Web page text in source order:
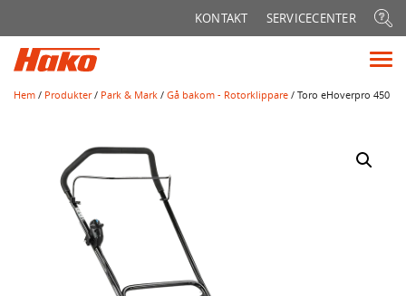
KONTAKT SERVICECENTER
Hem / Produkter/ Park & Mark / Gå bakom - Rotorklippare / Toro eHoverpro 450